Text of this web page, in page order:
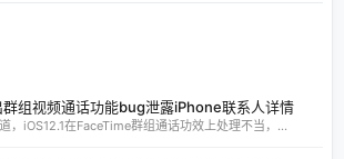
群组视频通话功能bug泄露iPhone联系人详情
iOS12.1在FaceTime群组通话功效上处理不当，...